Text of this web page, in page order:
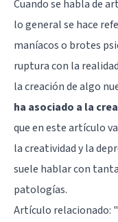
Cuando se habla de
lo general se hace
maníacos o brotes
ruptura con la
la creación de algo
ha asociado a la
que en este artículo
la creatividad y la
suele hablar con
patologías.
Artículo relacionado: "